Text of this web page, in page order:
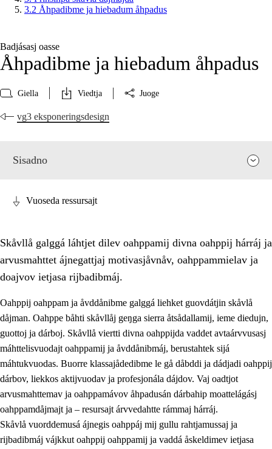
3.2 Åhpadibme ja hiebadum åhpadus
Badjásasj oasse
Åhpadibme ja hiebadum åhpadus
Giella Viedtja Juoge
vg3 eksponeringsdesign
Sisadno
3. Prinsihpa skåvlå dåjmajda
3.1 Sebrudahtte oahppambirás
3.2 Åhpadibme ja hiebadum åhpadus
Vuoseda ressursajt
Skåvllå galggá láhtjet dilev oahppamij divna oahppij hárráj ja
arvusmahttet ájnegattjaj motivasjåvnåv, oahppammielav ja
doajvov ietjasa rijbadibmáj.
Oahppij oahppam ja åvddånibme galggá liehket guovdátjin skåvlå
dåjman. Oahppe båhti skåvllåj geŋga sierra åtsådallamij, ieme diedujn,
guottoj ja dárboj. Skåvllå viertti divna oahppijda vaddet avtaárvvusasj
máhttelisvuodajt oahppamij ja åvddånibmáj, berustahtek sijá
máhtukvuodas. Buorre klassajådedibme le gå dåbddi ja dádjadi oahppij
dárbov, liekkos aktijvuodav ja profesjonála dájdov. Vaj oadtjot
arvusmahttemav ja oahppamávov åhpadusán dárbahip moattelágásj
oahppamdåjmajt ja – resursajt árvvedahtte rámmaj hárráj.
Skåvlå vuorddemusá ájnegis oahppáj mij gullu rahtjamussaj ja
rijbadibmáj vájkkut oahppij oahppamij ja vaddá åskeldimev ietjasa